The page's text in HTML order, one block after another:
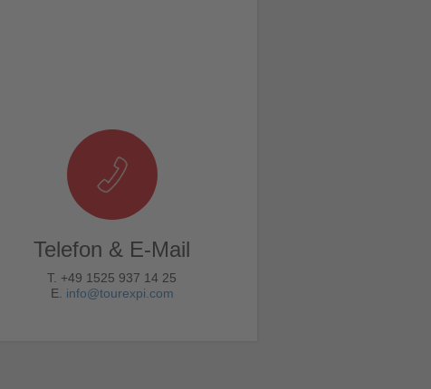
Telefon & E-Mail
T. +49 1525 937 14 25
E. info@tourexpi.com